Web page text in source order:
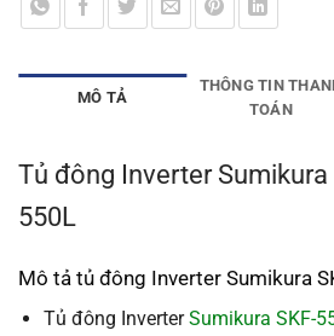
MÔ TẢ
THÔNG TIN
TOÁN
Tủ đông Inverter
550L
Mô tả tủ đông Inverter Sumikura
Tủ đông InverterSumikura SKF-